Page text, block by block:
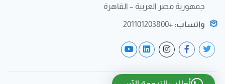
جمهورية مصر العربية – القاهرة
واتساب: +201101203800